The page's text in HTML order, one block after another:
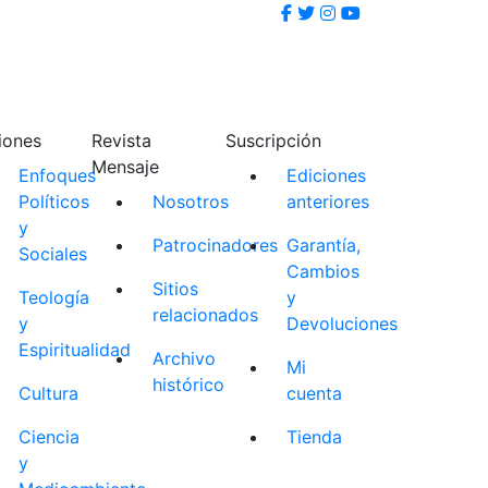
Enfoques
Políticos
y
Sociales
Teología
y
Espiritualidad
Cultura
Ciencia
y
Revista
Mensaje
Nosotros
Patrocinadores
Sitios
relacionados
Archivo
histórico
Suscripción
Ediciones
anteriores
Garantía,
Cambios
y
Devoluciones
Mi
cuenta
Tienda